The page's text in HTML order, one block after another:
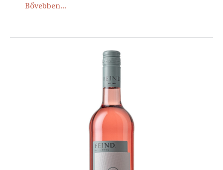
Bővebben...